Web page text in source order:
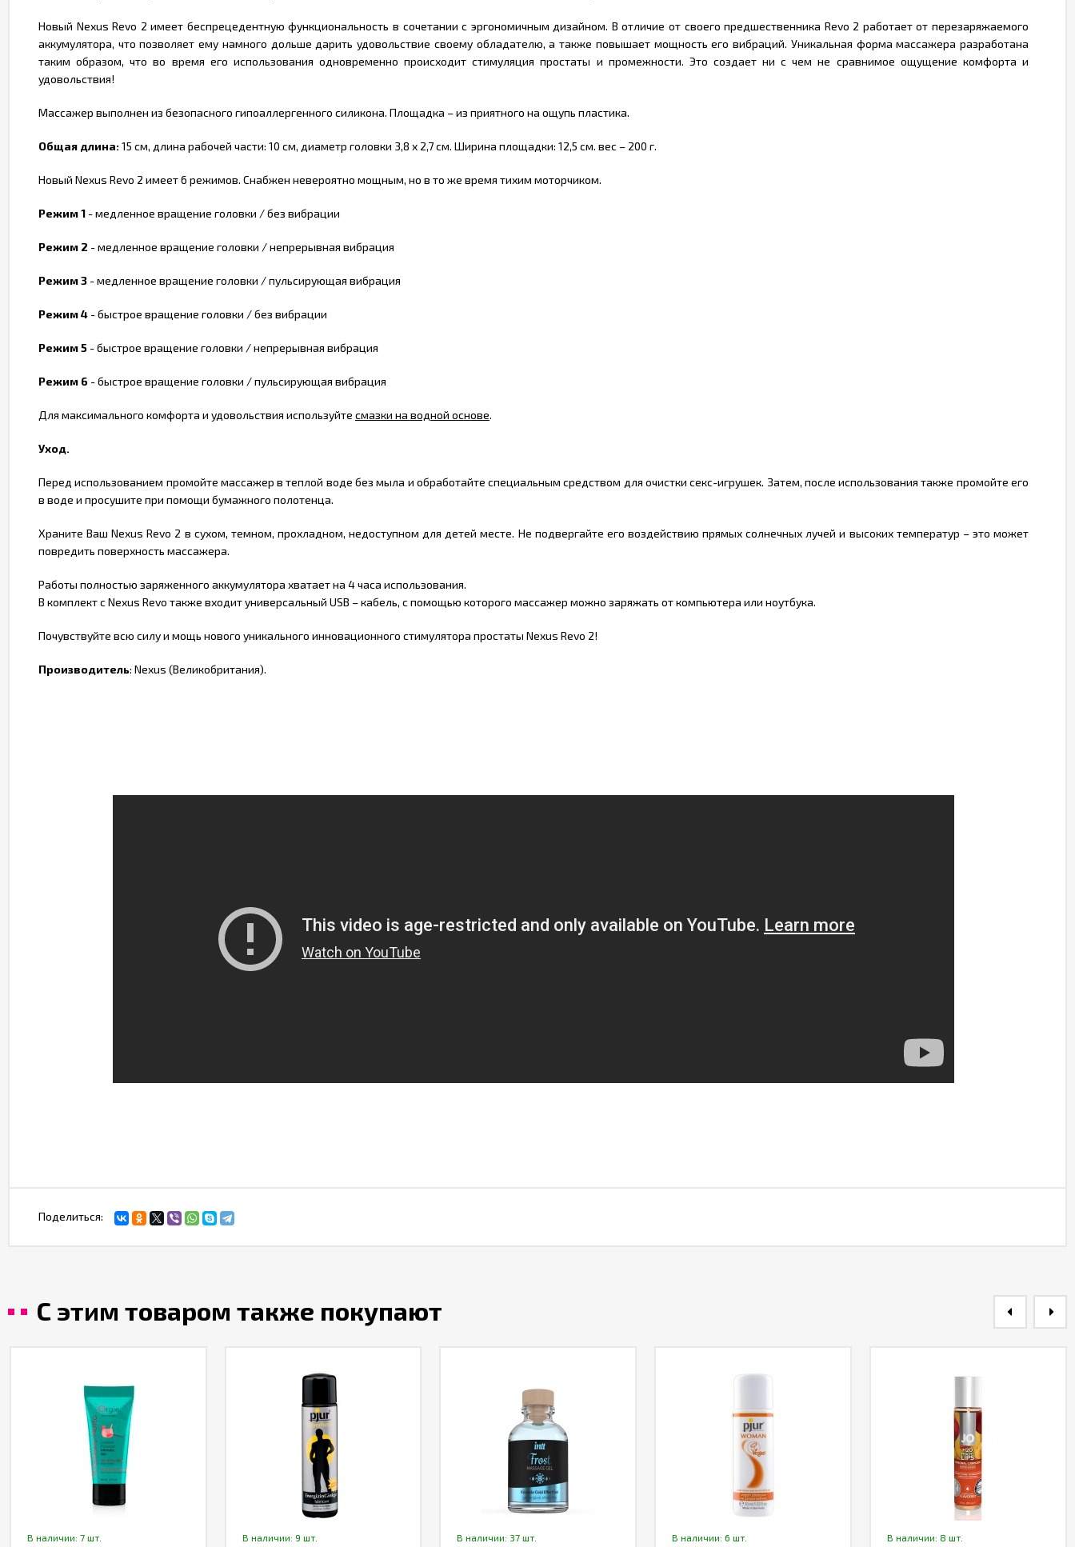
Новый Nexus Revo 2 имеет беспрецедентную функциональность в сочетании с эргономичным дизайном. В отличие от своего предшественника Revo 2 работает от перезаряжаемого
аккумулятора, что позволяет ему намного дольше дарить удовольствие своему обладателю, а также повышает мощность его вибраций. Уникальная форма массажера разработана
таким образом, что во время его использования одновременно происходит стимуляция простаты и промежности. Это создает ни с чем не сравнимое ощущение комфорта и
удовольствия!
Массажер выполнен из безопасного гипоаллергенного силикона. Площадка – из приятного на ощупь пластика.
Общая длина:15 см, длина рабочей части: 10 см, диаметр головки 3,8 x 2,7 см. Ширина площадки: 12,5 см. вес – 200 г.
Новый Nexus Revo 2 имеет 6 режимов. Снабжен невероятно мощным, но в то же время тихим моторчиком.
Режим 1 - медленное вращение головки / без вибрации
Режим 2 - медленное вращение головки / непрерывная вибрация
Режим 3 - медленное вращение головки / пульсирующая вибрация
Режим 4 - быстрое вращение головки / без вибрации
Режим 5 - быстрое вращение головки / непрерывная вибрация
Режим 6 - быстрое вращение головки / пульсирующая вибрация
Для максимального комфорта и удовольствия используйте смазки на водной основе.
Уход.
Перед использованием промойте массажер в теплой воде без мыла и обработайте специальным средством для очистки секс-игрушек. Затем, после использования также промойте его
в воде и просушите при помощи бумажного полотенца.
Храните Ваш Nexus Revo 2 в сухом, темном, прохладном, недоступном для детей месте. Не подвергайте его воздействию прямых солнечных лучей и высоких температур – это может
повредить поверхность массажера.
Работы полностью заряженного аккумулятора хватает на 4 часа использования.
В комплект с Nexus Revo также входит универсальный USB – кабель, с помощью которого массажер можно заряжать от компьютера или ноутбука.
Почувствуйте всю силу и мощь нового уникального инновационного стимулятора простаты Nexus Revo 2!
Производитель: Nexus (Великобритания).
Поделиться:
С этим товаром также покупают
В наличии: 7 шт. В наличии: 9 шт. В наличии: 37 шт. В наличии: 6 шт. В наличии: 8 шт.